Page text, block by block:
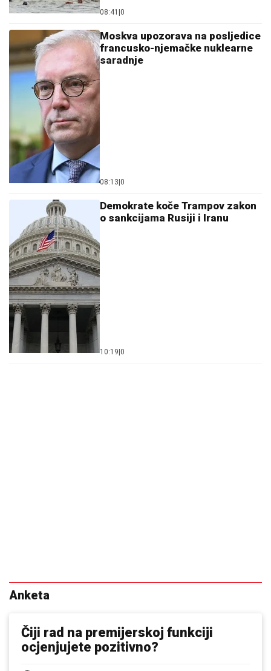
08:41 |0
Moskva upozorava na posljedice
francusko-njemačke nuklearne
saradnje
08:13|0
Demokrate koče Trampov zakon
o sankcijama Rusiji i Iranu
10:19|0
Anketa
Čiji rad na premijerskoj funkciji
ocjenjujete pozitivno?